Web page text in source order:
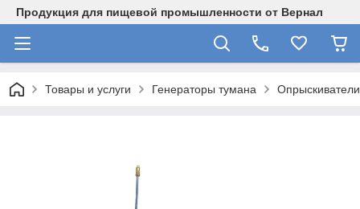
Продукция для пищевой промышленности от Вернал
Товары и услуги Генераторы тумана Опрыскиватели